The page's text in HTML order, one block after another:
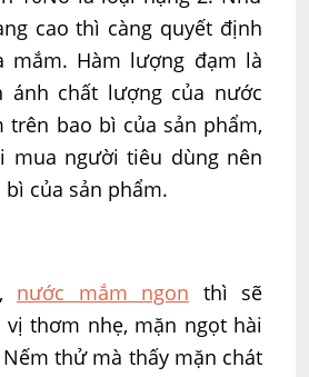
cao thì càng quyết định
mắm. Hàm lượng đạm là
ánh chất lượng của nước
trên bao bì của sản phẩm,
mua người tiêu dùng nên
của sản phẩm.
nước mắm ngon thì sẽ
thơm nhẹ, mặn ngọt hài
thử mà thấy mặn chát